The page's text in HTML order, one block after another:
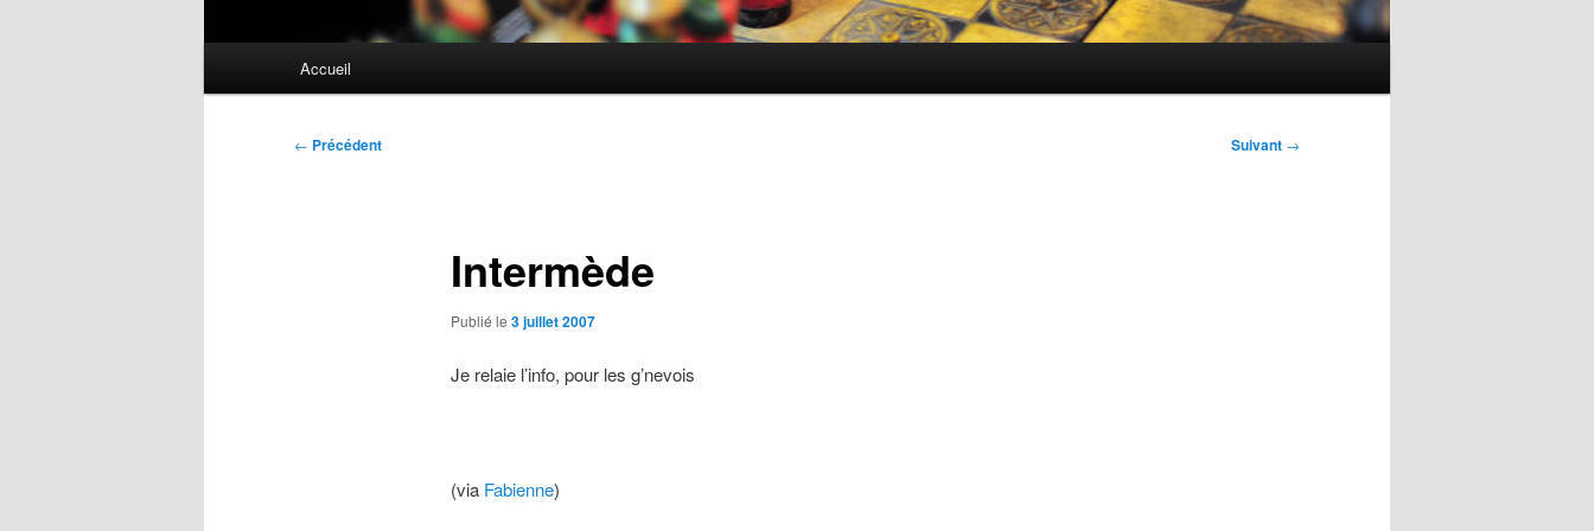
Accueil
Navigation
← Précédent Suivant →
Intermède
Publié le 3 juillet 2007
Je relaie l’info, pour les g’nevois
(via Fabienne)